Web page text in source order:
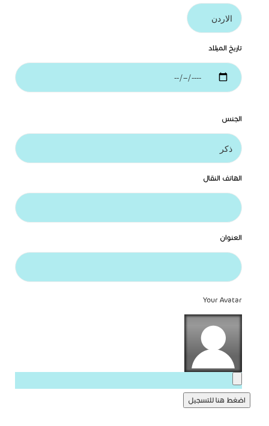
تاريخ الميلاد
الجنس
الهاتف النقال
العنوان
Your Avatar
اضغط هنا للتسجيل